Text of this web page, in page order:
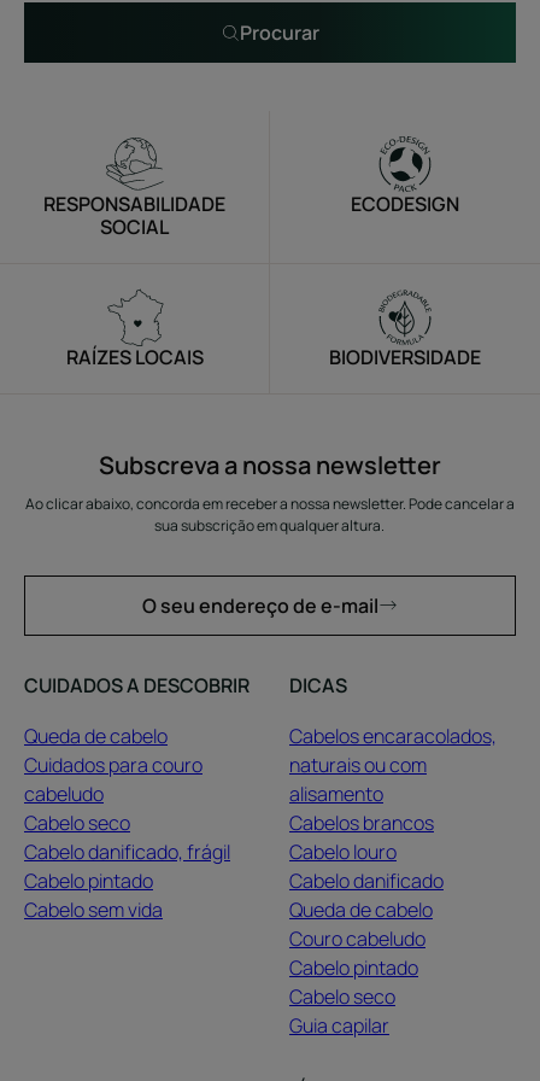
Procurar
RESPONSABILIDADE
SOCIAL
ECODESIGN
RAÍZES LOCAIS BIODIVERSIDADE
Subscreva a nossa newsletter
Ao clicar abaixo, concorda em receber a nossa newsletter. Pode cancelar a
sua subscrição em qualquer altura.
O seu endereço de e-mail
CUIDADOS A DESCOBRIR
Queda de cabelo
Cuidados para couro
cabeludo
Cabelo seco
Cabelo danificado, frágil
Cabelo pintado
Cabelo sem vida
DICAS
Cabelos encaracolados,
naturais ou com
alisamento
Cabelos brancos
Cabelo louro
Cabelo danificado
Queda de cabelo
Couro cabeludo
Cabelo pintado
Cabelo seco
Guia capilar